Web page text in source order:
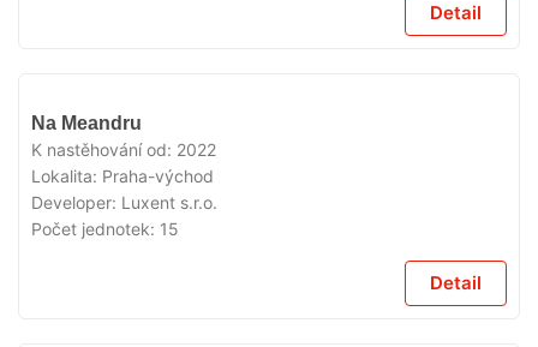
Detail
Na Meandru
K nastěhování od: 2022
Lokalita: Praha-východ
Developer: Luxent s.r.o.
Počet jednotek: 15
Detail